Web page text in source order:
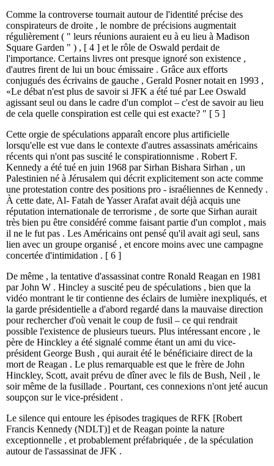
Comme la controverse tournait autour de ​​l'identité précise des
conspirateurs de droite , le nombre de précisions augmentait
régulièrement ( " leurs réunions auraient eu à eu lieu à Madison
Square Garden " ) , [ 4 ] et le rôle de Oswald perdait de
l'importance. Certains livres ont presque ignoré son existence ,
d'autres firent de lui un bouc émissaire . Grâce aux efforts
conjugués des écrivains de gauche , Gerald Posner notait en 1993 ,
«Le débat n'est plus de savoir si JFK a été tué par Lee Oswald
agissant seul ou dans le cadre d'un complot – c'est de savoir au lieu
de cela quelle conspiration est celle qui est exacte? " [ 5 ]
Cette orgie de spéculations apparaît encore plus artificielle
lorsqu'elle est vue dans le contexte d'autres assassinats américains
récents qui n'ont pas suscité le conspirationnisme . Robert F.
Kennedy a été tué en juin 1968 par Sirhan Bishara Sirhan , un
Palestinien né à Jérusalem qui décrit explicitement son acte comme
une protestation contre des positions pro - israéliennes de Kennedy .
À cette date, Al- Fatah de Yasser Arafat avait déjà acquis une
réputation internationale de terrorisme , de sorte que Sirhan aurait
très bien pu être considéré comme faisant partie d'un complot , mais
il ne le fut pas . Les Américains ont pensé qu'il avait agi seul, sans
lien avec un groupe organisé , et encore moins avec une campagne
concertée d'intimidation . [ 6 ]
De même , la tentative d'assassinat contre Ronald Reagan en 1981
par John W . Hincley a suscité peu de spéculations , bien que la
vidéo montrant le tir contienne des éclairs de lumière inexpliqués, et
la garde présidentielle a d'abord regardé dans la mauvaise direction
pour rechercher d'où venait le coup de fusil – ce qui rendrait
possible l'existence de plusieurs tueurs. Plus intéressant encore , le
père de Hinckley a été signalé comme étant un ami du vice-
président George Bush , qui aurait été le bénéficiaire direct de la
mort de Reagan . Le plus remarquable est que le frère de John
Hinckley, Scott, avait prévu de dîner avec le fils de Bush, Neil , le
soir même de la fusillade . Pourtant, ces connexions n'ont jeté aucun
soupçon sur le vice-président .
Le silence qui entoure les épisodes tragiques de RFK [Robert
Francis Kennedy (NDLT)] et de Reagan pointe la nature
exceptionnelle , et probablement préfabriquée , de la spéculation
autour de l'assassinat de JFK .